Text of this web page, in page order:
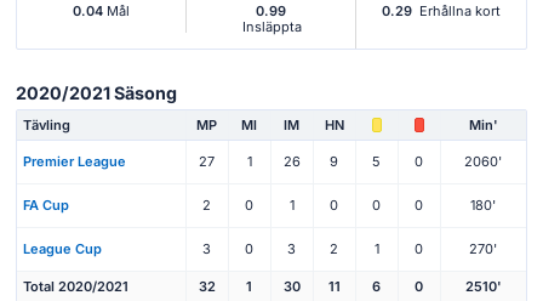
0.04Mål
0.99
Insläppta
0.29 Erhållna kort
2020/2021 Säsong
Tävling MP Ml IM HN Min'
Premier League 27 1 26 9 5 0 2060'
FA Cup 2 0 1 0 0 0 180'
League Cup 3 0 3 2 1 0 270'
Total 2020/2021 32 1 30 11 6 0 2510'